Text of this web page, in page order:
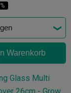
Warenkorb